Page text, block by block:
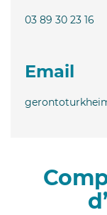
03 89 30 23 16
Email